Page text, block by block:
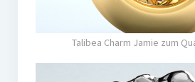
Talibea Charm Jamie zum